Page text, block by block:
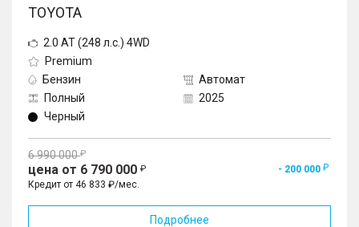
TOYOTA
2.0 AT (248 л.с.) 4WD
Premium
Бензин
Автомат
Полный
2025
Черный
6 990 000
цена от 6 790 000
- 200 000
Кредит от 46 833 ₽/мес.
Подробнее